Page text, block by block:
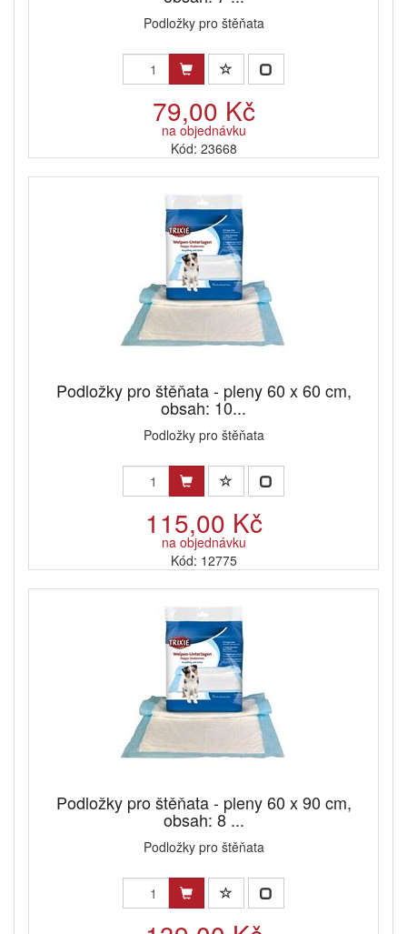
Podložky pro štěňata
79,00 Kč
na objednávku
Kód: 23668
Podložky pro štěňata - pleny 60 x 60 cm,
obsah: 10...
Podložky pro štěňata
115,00 Kč
na objednávku
Kód: 12775
Podložky pro štěňata - pleny 60 x 90 cm,
obsah: 8 ...
Podložky pro štěňata